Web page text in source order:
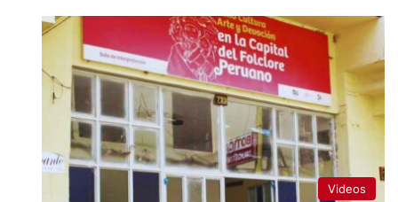
Videos